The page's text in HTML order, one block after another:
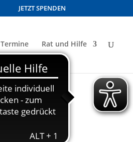
JETZT SPENDEN
Termine Rat und Hilfe